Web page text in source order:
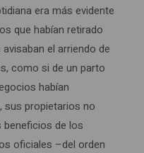
era más evidente
que habían retirado
el arriendo de
como si de un parto
habían
sus propietarios no
de los
oficiales –del orden